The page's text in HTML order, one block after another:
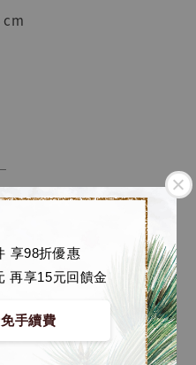
享98折優惠
再享15元回饋金
手續費
cm